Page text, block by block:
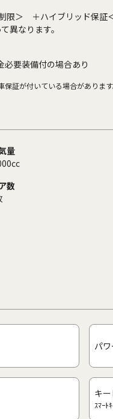
限＞ ＋ハイブリッド保
異なります。
要装備付の場合あり
証が付いている場合がありま
量
数
パ
キ
ｽﾏｰﾄ